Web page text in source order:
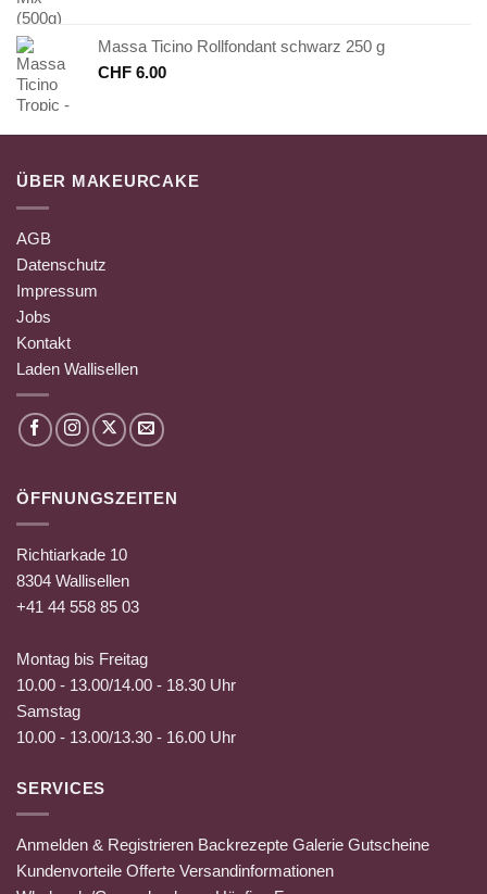
Massa Ticino Rollfondant schwarz 250 g
CHF 6.00
ÜBER MAKEURCAKE
AGB
Datenschutz
Impressum
Jobs
Kontakt
Laden Wallisellen
ÖFFNUNGSZEITEN
Richtiarkade 10
8304 Wallisellen
+41 44 558 85 03
Montag bis Freitag
10.00 - 13.00/14.00 - 18.30 Uhr
Samstag
10.00 - 13.00/13.30 - 16.00 Uhr
SERVICES
Anmelden & Registrieren Backrezepte Galerie Gutscheine
Kundenvorteile Offerte Versandinformationen